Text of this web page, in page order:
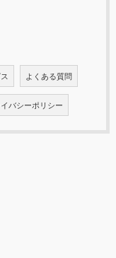
よくある質問
バシーポリシー